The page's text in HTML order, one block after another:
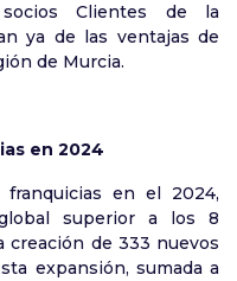
Clientes de la
ya de las ventajas de
de Murcia.
en 2024
franquicias en el 2024,
superior a los 8
creación de 333 nuevos
expansión, sumada a